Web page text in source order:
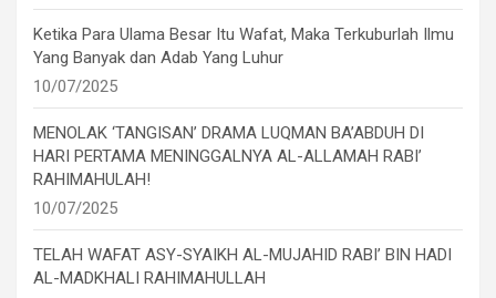
Ketika Para Ulama Besar Itu Wafat, Maka Terkuburlah Ilmu
Yang Banyak dan Adab Yang Luhur
10/07/2025
MENOLAK ‘TANGISAN’ DRAMA LUQMAN BA’ABDUH DI
HARI PERTAMA MENINGGALNYA AL-ALLAMAH RABI’
RAHIMAHULAH!
10/07/2025
TELAH WAFAT ASY-SYAIKH AL-MUJAHID RABI’ BIN HADI
AL-MADKHALI RAHIMAHULLAH